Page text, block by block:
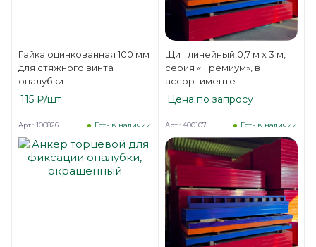
Гайка оцинкованная 100 мм
для стяжного винта
опалубки
115 ₽/шт
Щит линейный 0,7 м х 3 м,
серия «Премиум», в
ассортименте
Цена по запросу
Есть в наличии
Арт.: 100826 Есть в наличии
Арт.: 400107